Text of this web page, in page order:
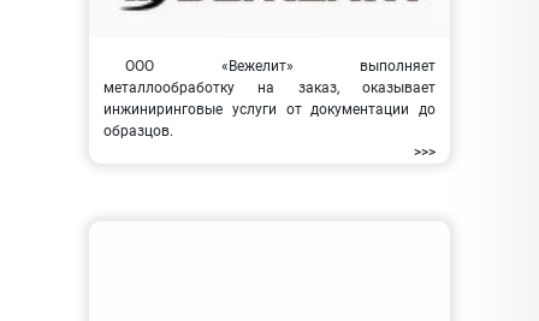
ООО «Вежелит» выполняет
металлообработку на заказ, оказывает
инжиниринговые услуги от документации до
образцов.
>>>